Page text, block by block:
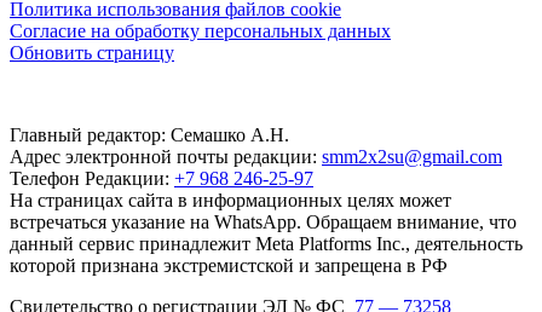
Политика использования файлов cookie
Согласие на обработку персональных данных
Обновить страницу
Главный редактор: Семашко А.Н.
Адрес электронной почты редакции: smm2x2su@gmail.com
Телефон Редакции: +7 968 246-25-97
На страницах сайта в информационных целях может
встречаться указание на WhatsApp. Обращаем внимание, что
данный сервис принадлежит Meta Platforms Inc., деятельность
которой признана экстремистской и запрещена в РФ
Свидетельство о регистрации ЭЛ № ФС 77 — 73258